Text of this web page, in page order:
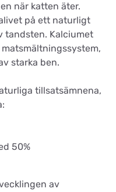
när katten äter.
på ett naturligt
tandsten. Kalciumet
starka ben.
tillsatsämnena,
50%
av